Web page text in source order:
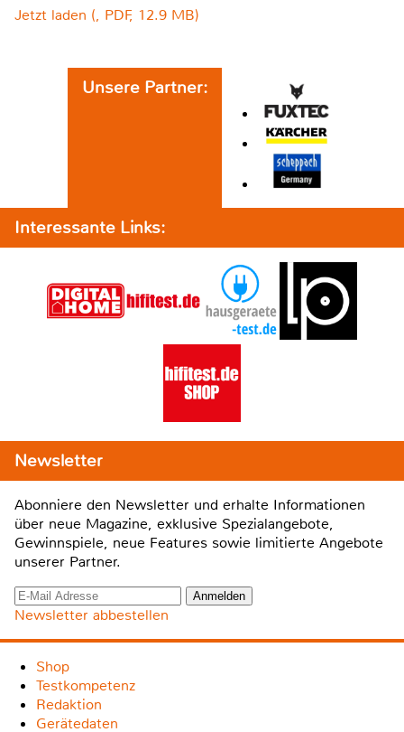
Jetzt laden (, PDF, 12.9 MB)
Unsere Partner:
Interessante Links:
Newsletter
Abonniere den Newsletter und erhalte Informationen
über neue Magazine, exklusive Spezialangebote,
Gewinnspiele, neue Features sowie limitierte Angebote
unserer Partner.
Newsletter abbestellen
Shop
Testkompetenz
Redaktion
Gerätedaten